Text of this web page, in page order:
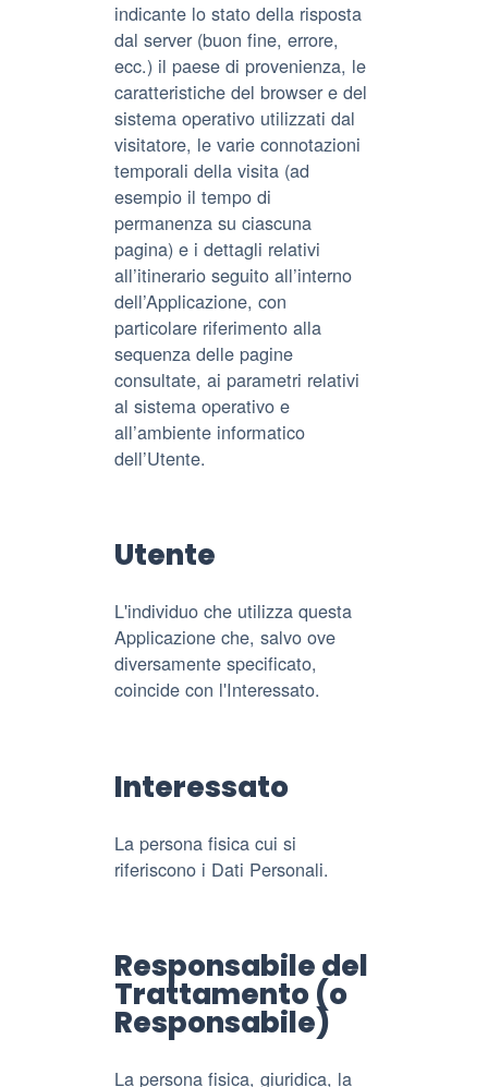
indicante lo stato della risposta
dal server (buon fine, errore,
ecc.) il paese di provenienza, le
caratteristiche del browser e del
sistema operativo utilizzati dal
visitatore, le varie connotazioni
temporali della visita (ad
esempio il tempo di
permanenza su ciascuna
pagina) e i dettagli relativi
all’itinerario seguito all’interno
dell’Applicazione, con
particolare riferimento alla
sequenza delle pagine
consultate, ai parametri relativi
al sistema operativo e
all’ambiente informatico
dell’Utente.
Utente
L'individuo che utilizza questa
Applicazione che, salvo ove
diversamente specificato,
coincide con l'Interessato.
Interessato
La persona fisica cui si
riferiscono i Dati Personali.
Responsabile del
Trattamento (o
Responsabile)
La persona fisica, giuridica, la